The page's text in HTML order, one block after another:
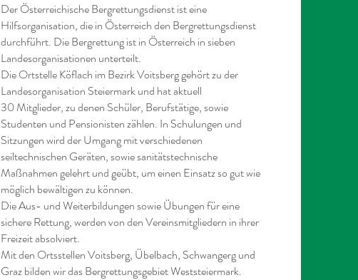
Der Österreichische Bergrettungsdienst ist eine
Hilfsorganisation, die in Österreich den Bergrettungsdienst
durchführt. Die Bergrettung ist in Österreich in sieben
Landesorganisationen unterteilt.
Die Ortstelle Köflach im Bezirk Voitsberg gehört zu der
Landesorganisation Steiermark und hat aktuell
30 Mitglieder, zu denen Schüler, Berufstätige, sowie
Studenten und Pensionisten zählen. In Schulungen und
Sitzungen wird der Umgang mit verschiedenen
seiltechnischen Geräten, sowie sanitätstechnische
Maßnahmen gelehrt und geübt, um einen Einsatz so gut wie
möglich bewältigen zu können.
Die Aus- und Weiterbildungen sowie Übungen für eine
sichere Rettung, werden von den Vereinsmitgliedern in ihrer
Freizeit absolviert.
Mit den Ortsstellen Voitsberg, Übelbach, Schwangerg und
Graz bilden wir das Bergrettungsgebiet Weststeiermark.